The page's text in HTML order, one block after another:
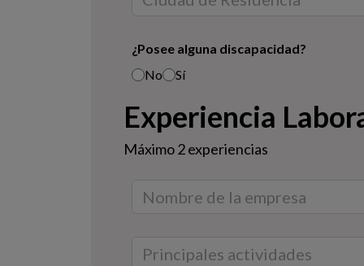
¿Posee alguna discapacidad?
No
Sí
Experiencia
Máximo 2 experiencias